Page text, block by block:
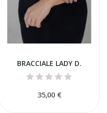
BRACCIALE LADY D.
35,00 €